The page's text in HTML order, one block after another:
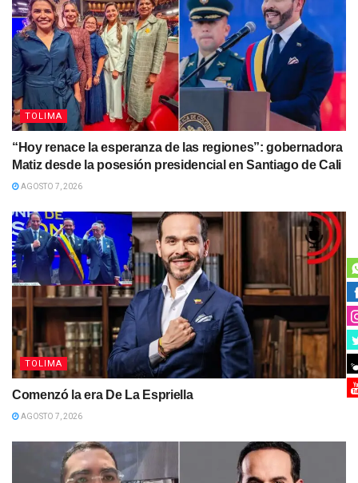
TOLIMA
“Hoy renace la esperanza de las regiones”: gobernadora
Matiz desde la posesión presidencial en Santiago de Cali
AGOSTO 7, 2026
TOLIMA
Comenzó la era De La Espriella
AGOSTO 7, 2026